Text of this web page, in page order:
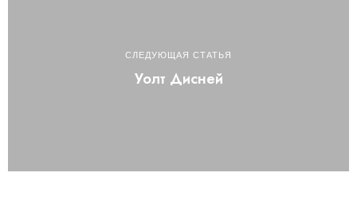
СЛЕДУЮЩАЯ СТАТЬЯ
Уолт Дисней